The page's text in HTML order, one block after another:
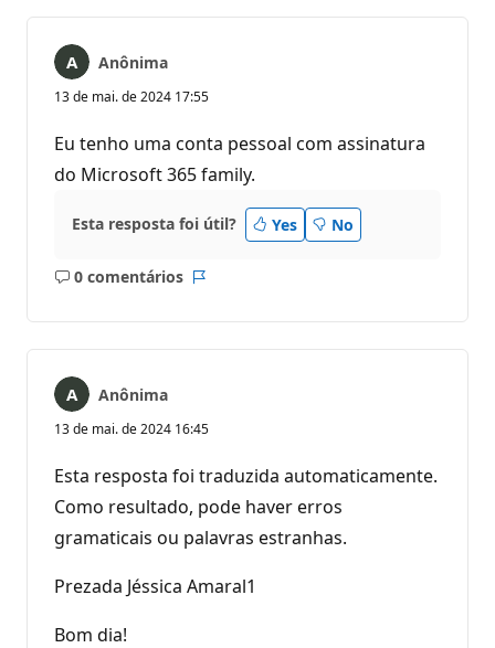
Anônima
13 de mai. de 2024 17:55
Eu tenho uma conta pessoal com assinatura
do Microsoft 365 family.
Esta resposta foi útil? Yes No
0 comentários
Sem
Anônima
13 de mai. de 2024 16:45
Esta resposta foi traduzida automaticamente.
Como resultado, pode haver erros
gramaticais ou palavras estranhas.
Prezada Jéssica Amaral1
Bom dia!